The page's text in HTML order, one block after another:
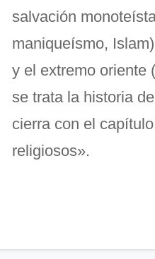
salvación
maniqueísmo,
y el extremo oriente
se trata la historia
cierra con el
religiosos».